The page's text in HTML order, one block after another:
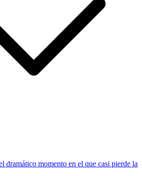
dramático momento en el que casi pierde la